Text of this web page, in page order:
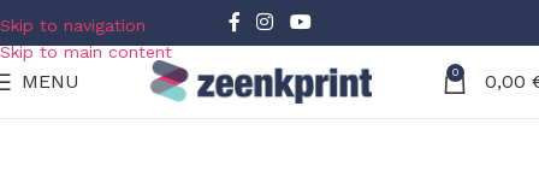
Skip to navigation
Skip to main content
MENU 0 0,00